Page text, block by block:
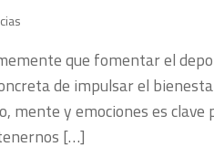
que fomentar el
de impulsar el
mente y emociones es
[…]